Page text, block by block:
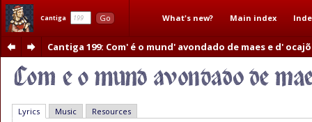
Cantiga Go What's new? Main index
Cantiga 199: Com' é o mund' avondado de maes e d'
Lyrics Music Resources